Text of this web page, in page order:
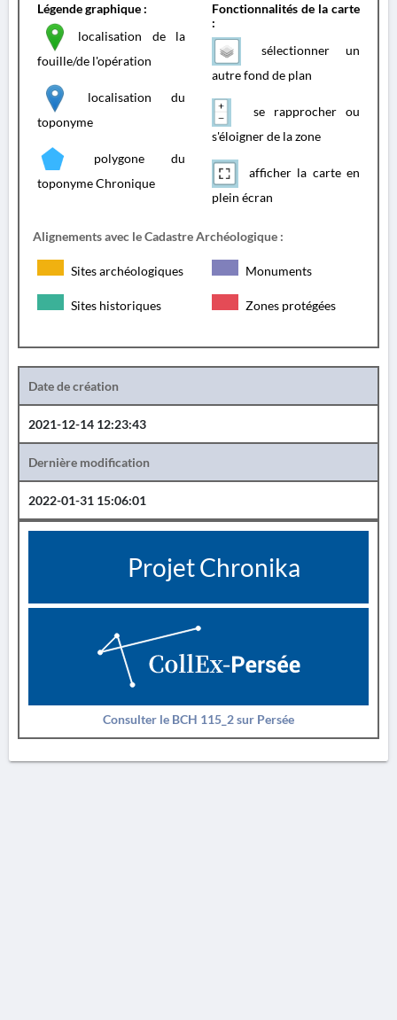
Légende graphique :
localisation de la
fouille/de l'opération
localisation du
toponyme
polygone du
toponyme Chronique
Fonctionnalités de la carte
:
sélectionner un
autre fond de plan
se rapprocher ou
s'éloigner de la zone
afficher la carte en
plein écran
Alignements avec le Cadastre Archéologique :
Sites archéologiques Monuments
Sites historiques Zones protégées
Date de création
2021-12-14 12:23:43
Dernière modification
2022-01-31 15:06:01
Projet Chronika
Consulter le BCH 115_2 sur Persée